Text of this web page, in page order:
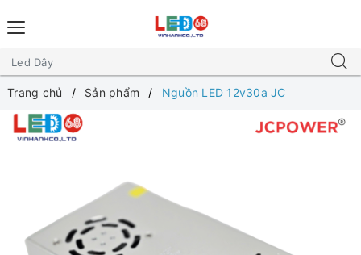
Trang chủ Sản phẩm Nguồn LED 12v30a JC